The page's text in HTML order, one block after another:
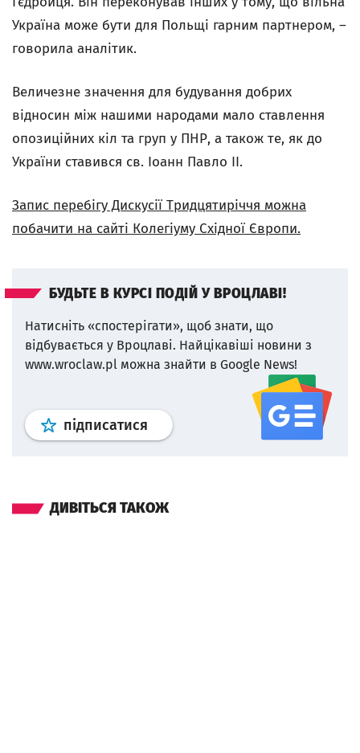
Україна може бути для Польщі гарним партнером, –
говорила аналітик.
Величезне значення для будування добрих
відносин між нашими народами мало ставлення
опозиційних кіл та груп у ПНР, а також те, як до
України ставився св. Іоанн Павло ІІ.
Запис перебігу Дискусії Тридцятиріччя можна
побачити на сайті Колегіуму Східної Європи.
БУДЬТЕ В КУРСІ ПОДІЙ У ВРОЦЛАВІ!
Натисніть «спостерігати», щоб знати, що
відбувається у Вроцлаві. Найцікавіші новини з
www.wroclaw.pl можна знайти в Google News!
підписатися Профіль google news
ДИВІТЬСЯ ТАКОЖ